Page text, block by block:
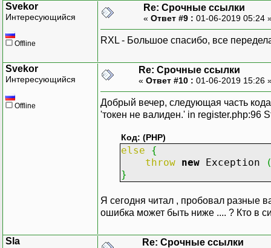
Svekor
Интересующийся
Offline
Re: Срочные ссылки
« Ответ #9 : 01-06-2019 05:24
RXL - Большое спасибо, все
Svekor
Интересующийся
Offline
Re: Срочные ссылки
« Ответ #10 : 01-06-2019 15:26
Добрый вечер, следующая часть
'токен не валиден.' in register.php:96
Код: (PHP)
else
{
throw new Exception
}
Я сегодня читал , пробовал разные
ошибка может быть ниже .... ? Кто в
Sla Re: Срочные ссылки